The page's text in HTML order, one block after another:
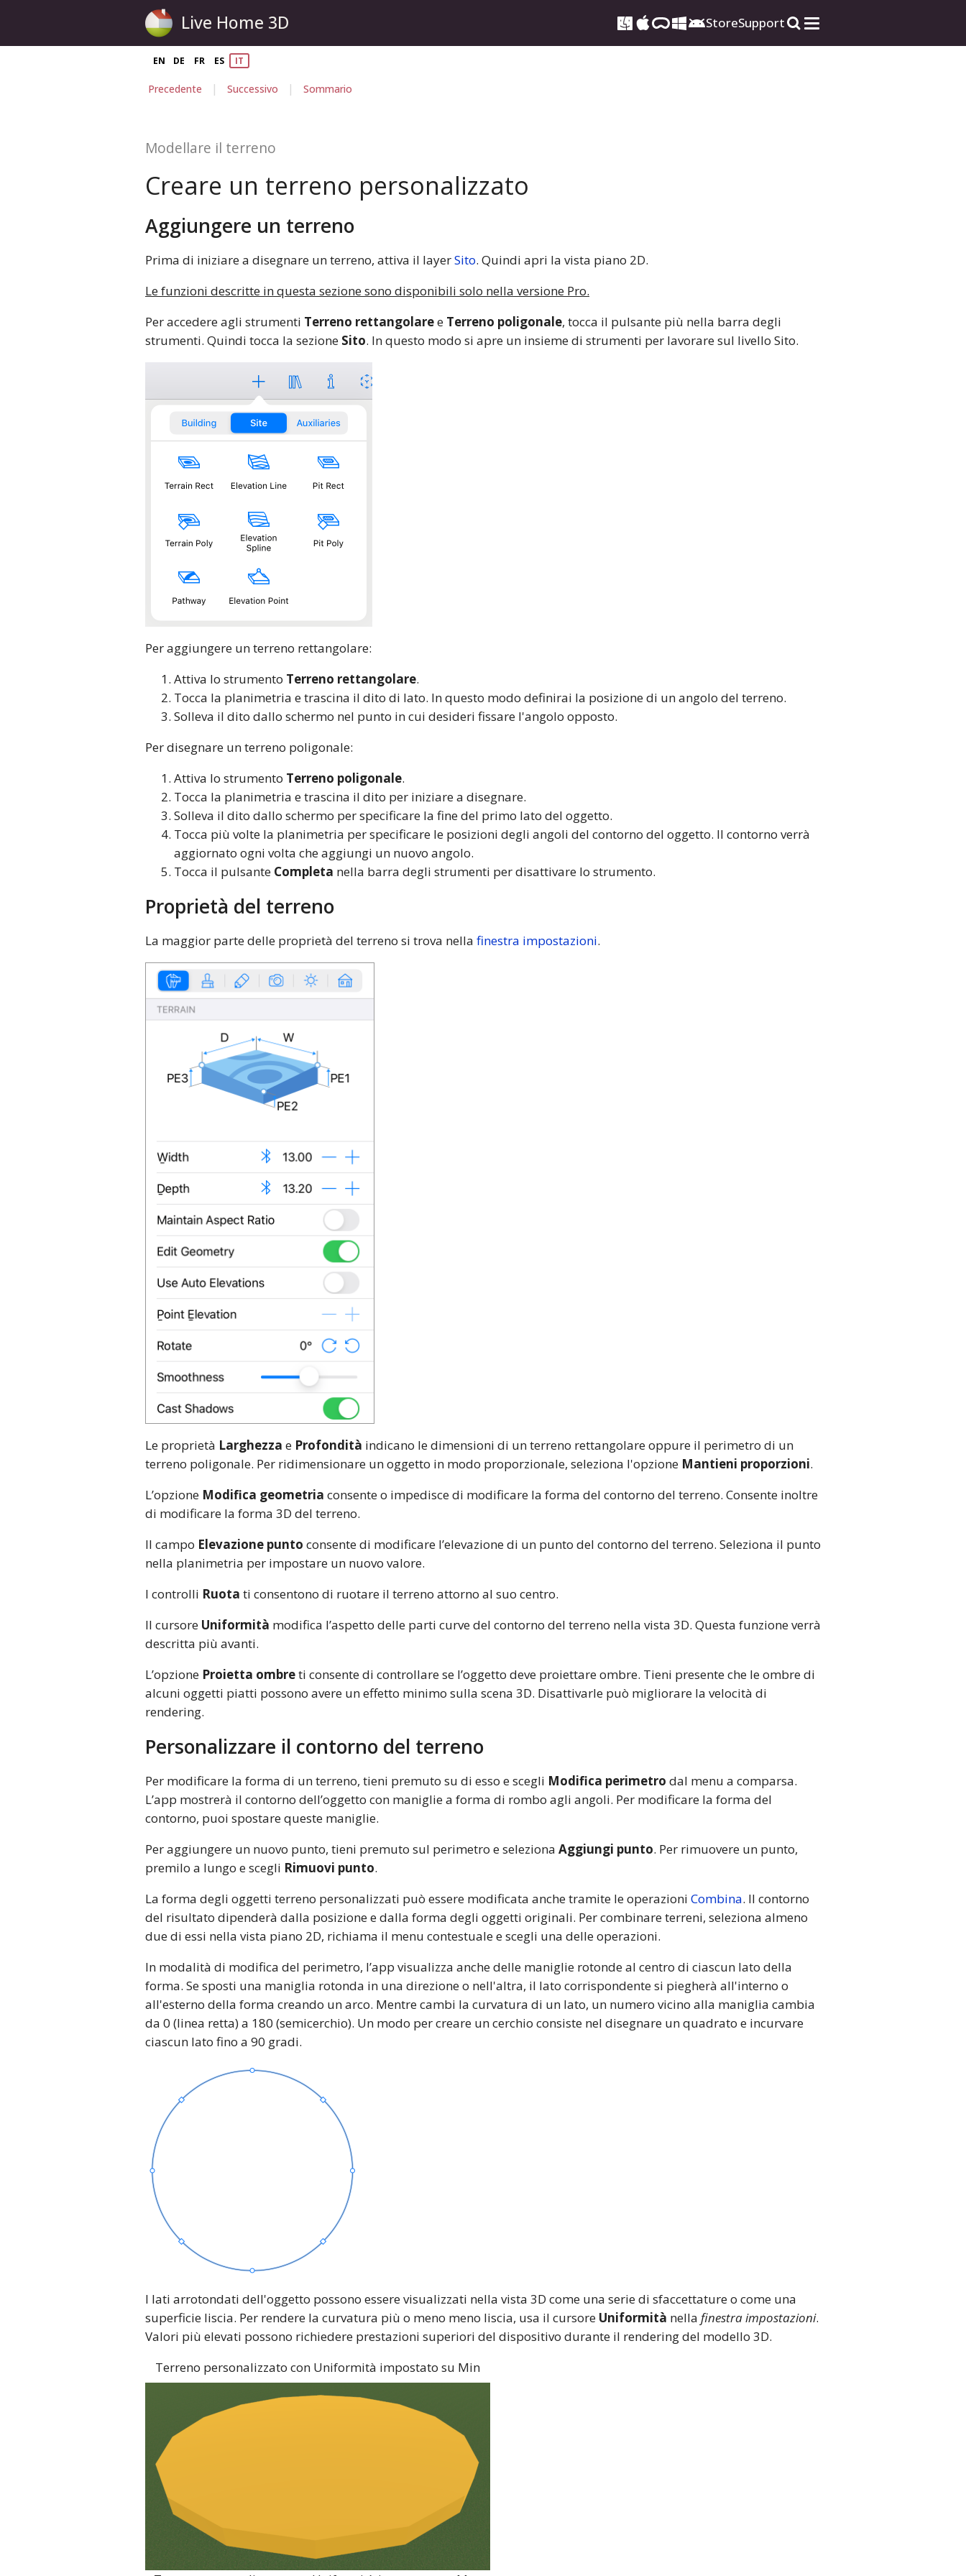
Live Home 3D StoreSupport
EN DE FR ES IT
Precedente | Successivo | Sommario
Modellare il terreno
Creare un terreno personalizzato
Aggiungere un terreno
Prima di iniziare a disegnare un terreno, attiva il layerSito. Quindi apri la vista piano 2D.
Le funzioni descritte in questa sezione sono disponibili solo nella versione Pro.
Per accedere agli strumenti Terreno rettangolaree Terreno poligonale, tocca il pulsante più nella barra degli
strumenti. Quindi tocca la sezione Sito. In questo modo si apre un insieme di strumenti per lavorare sul livello Sito.
Per aggiungere un terreno rettangolare:
Attiva lo strumento Terreno rettangolare.
Tocca la planimetria e trascina il dito di lato. In questo modo definirai la posizione di un angolo del terreno.
Solleva il dito dallo schermo nel punto in cui desideri fissare l'angolo opposto.
Per disegnare un terreno poligonale:
Attiva lo strumento Terreno poligonale.
Tocca la planimetria e trascina il dito per iniziare a disegnare.
Solleva il dito dallo schermo per specificare la fine del primo lato del oggetto.
Tocca più volte la planimetria per specificare le posizioni degli angoli del contorno del oggetto. Il contorno verrà
aggiornato ogni volta che aggiungi un nuovo angolo.
Tocca il pulsante Completa nella barra degli strumenti per disattivare lo strumento.
Proprietà del terreno
La maggior parte delle proprietà del terreno si trova nella finestra impostazioni.
Le proprietà Larghezza e Profondità indicano le dimensioni di un terreno rettangolare oppure il perimetro di un
terreno poligonale. Per ridimensionare un oggetto in modo proporzionale, seleziona l'opzione Mantieni proporzioni.
L’opzione Modifica geometria consente o impedisce di modificare la forma del contorno del terreno. Consente inoltre
di modificare la forma 3D del terreno.
Il campo Elevazione punto consente di modificare l’elevazione di un punto del contorno del terreno. Seleziona il punto
nella planimetria per impostare un nuovo valore.
I controlli Ruota ti consentono di ruotare il terreno attorno al suo centro.
Il cursore Uniformità modifica l’aspetto delle parti curve del contorno del terreno nella vista 3D. Questa funzione verrà
descritta più avanti.
L’opzione Proietta ombreti consente di controllare se l’oggetto deve proiettare ombre. Tieni presente che le ombre di
alcuni oggetti piatti possono avere un effetto minimo sulla scena 3D. Disattivarle può migliorare la velocità di
rendering.
Personalizzare il contorno del terreno
Per modificare la forma di un terreno, tieni premuto su di esso e scegli Modifica perimetro dal menu a comparsa.
L’app mostrerà il contorno dell’oggetto con maniglie a forma di rombo agli angoli. Per modificare la forma del
contorno, puoi spostare queste maniglie.
Per aggiungere un nuovo punto, tieni premuto sul perimetro e seleziona Aggiungi punto. Per rimuovere un punto,
premilo a lungo e scegli Rimuovi punto.
La forma degli oggetti terreno personalizzati può essere modificata anche tramite le operazioni Combina. Il contorno
del risultato dipenderà dalla posizione e dalla forma degli oggetti originali. Per combinare terreni, seleziona almeno
due di essi nella vista piano 2D, richiama il menu contestuale e scegli una delle operazioni.
In modalità di modifica del perimetro, l’app visualizza anche delle maniglie rotonde al centro di ciascun lato della
forma. Se sposti una maniglia rotonda in una direzione o nell'altra, il lato corrispondente si piegherà all'interno o
all'esterno della forma creando un arco. Mentre cambi la curvatura di un lato, un numero vicino alla maniglia cambia
da 0 (linea retta) a 180 (semicerchio). Un modo per creare un cerchio consiste nel disegnare un quadrato e incurvare
ciascun lato fino a 90 gradi.
I lati arrotondati dell'oggetto possono essere visualizzati nella vista 3D come una serie di sfaccettature o come una
superficie liscia. Per rendere la curvatura più o meno meno liscia, usa il cursore Uniformità nella finestra impostazioni.
Valori più elevati possono richiedere prestazioni superiori del dispositivo durante il rendering del modello 3D.
Terreno personalizzato con Uniformità impostato su Min